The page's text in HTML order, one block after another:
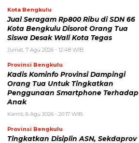
Kota Bengkulu
Jual Seragam Rp800 Ribu di SDN 66
Kota Bengkulu Disorot Orang Tua
Siswa Desak Wali Kota Tegas
Jumat, 7 Agu 2026 - 12:48 WIB
Provinsi Bengkulu
Kadis Kominfo Provinsi Dampingi
Orang Tua Untuk Tingkatkan
Penggunaan Smartphone Terhadap
Anak
Kamis, 6 Agu 2026 - 20:17 WIB
Provinsi Bengkulu
Tingkatkan Disiplin ASN, Sekdaprov